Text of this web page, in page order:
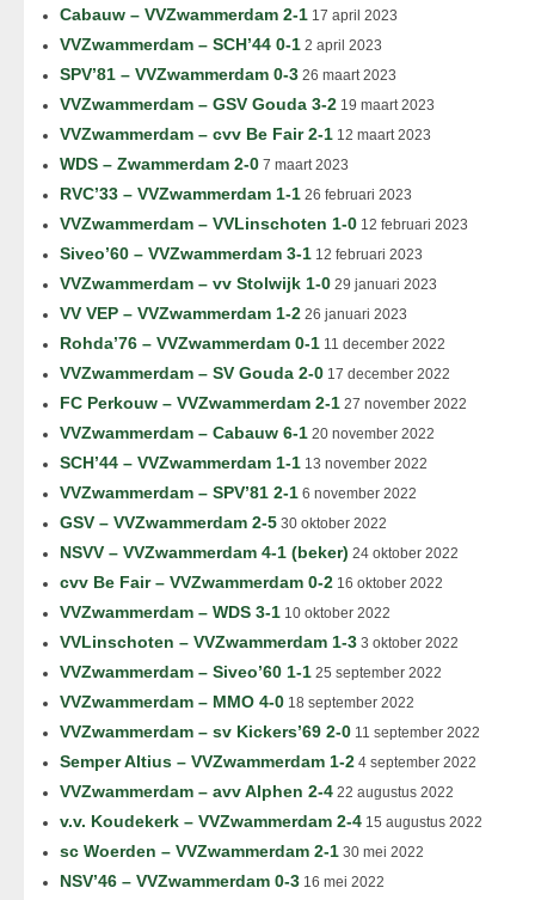
Cabauw – VVZwammerdam 2-1 17 april 2023
VVZwammerdam – SCH’44 0-1 2 april 2023
SPV’81 – VVZwammerdam 0-3 26 maart 2023
VVZwammerdam – GSV Gouda 3-2 19 maart 2023
VVZwammerdam – cvv Be Fair 2-1 12 maart 2023
WDS – Zwammerdam 2-0 7 maart 2023
RVC’33 – VVZwammerdam 1-1 26 februari 2023
VVZwammerdam – VVLinschoten 1-0 12 februari 2023
Siveo’60 – VVZwammerdam 3-1 12 februari 2023
VVZwammerdam – vv Stolwijk 1-0 29 januari 2023
VV VEP – VVZwammerdam 1-2 26 januari 2023
Rohda’76 – VVZwammerdam 0-1 11 december 2022
VVZwammerdam – SV Gouda 2-0 17 december 2022
FC Perkouw – VVZwammerdam 2-1 27 november 2022
VVZwammerdam – Cabauw 6-1 20 november 2022
SCH’44 – VVZwammerdam 1-1 13 november 2022
VVZwammerdam – SPV’81 2-1 6 november 2022
GSV – VVZwammerdam 2-5 30 oktober 2022
NSVV – VVZwammerdam 4-1 (beker) 24 oktober 2022
cvv Be Fair – VVZwammerdam 0-2 16 oktober 2022
VVZwammerdam – WDS 3-1 10 oktober 2022
VVLinschoten – VVZwammerdam 1-3 3 oktober 2022
VVZwammerdam – Siveo’60 1-1 25 september 2022
VVZwammerdam – MMO 4-0 18 september 2022
VVZwammerdam – sv Kickers’69 2-0 11 september 2022
Semper Altius – VVZwammerdam 1-2 4 september 2022
VVZwammerdam – avv Alphen 2-4 22 augustus 2022
v.v. Koudekerk – VVZwammerdam 2-4 15 augustus 2022
sc Woerden – VVZwammerdam 2-1 30 mei 2022
NSV’46 – VVZwammerdam 0-3 16 mei 2022